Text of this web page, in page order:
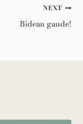
NEXT
Bidean gaude!